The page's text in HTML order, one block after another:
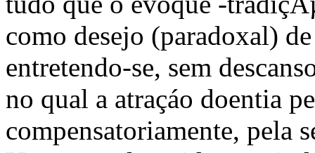
como desejo (paradoxal)
entretendo-se, sem
no qual a atraçáo doentia
compensatoriamente, pela